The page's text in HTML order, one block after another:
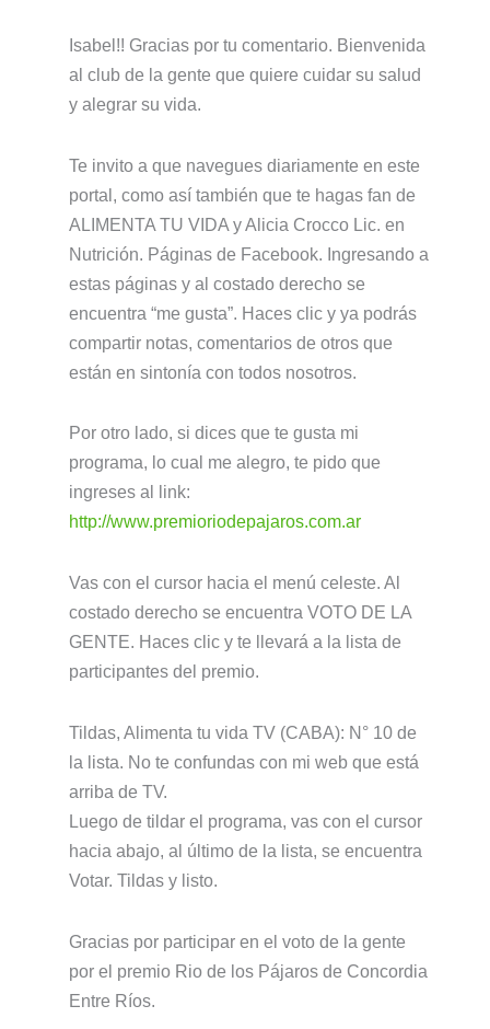
Isabel!! Gracias por tu comentario. Bienvenida
al club de la gente que quiere cuidar su salud
y alegrar su vida.
Te invito a que navegues diariamente en este
portal, como así también que te hagas fan de
ALIMENTA TU VIDA y Alicia Crocco Lic. en
Nutrición. Páginas de Facebook. Ingresando a
estas páginas y al costado derecho se
encuentra “me gusta”. Haces clic y ya podrás
compartir notas, comentarios de otros que
están en sintonía con todos nosotros.
Por otro lado, si dices que te gusta mi
programa, lo cual me alegro, te pido que
ingreses al link:
http://www.premioriodepajaros.com.ar
Vas con el cursor hacia el menú celeste. Al
costado derecho se encuentra VOTO DE LA
GENTE. Haces clic y te llevará a la lista de
participantes del premio.
Tildas, Alimenta tu vida TV (CABA): N° 10 de
la lista. No te confundas con mi web que está
arriba de TV.
Luego de tildar el programa, vas con el cursor
hacia abajo, al último de la lista, se encuentra
Votar. Tildas y listo.
Gracias por participar en el voto de la gente
por el premio Rio de los Pájaros de Concordia
Entre Ríos.